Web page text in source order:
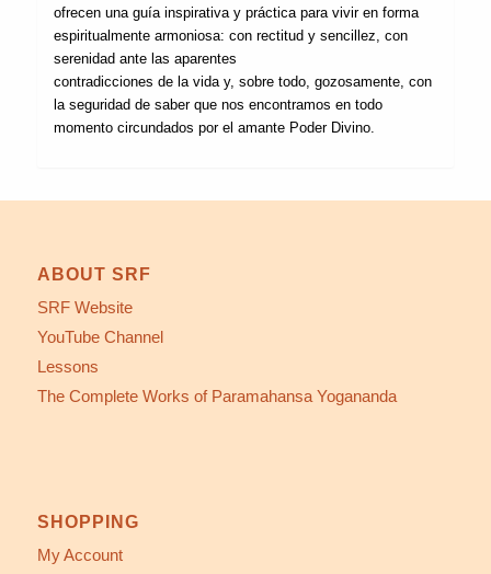
ofrecen una guía inspirativa y práctica para vivir en forma
espiritualmente armoniosa: con rectitud y sencillez, con
serenidad ante las aparentes
contradicciones de la vida y, sobre todo, gozosamente, con
la seguridad de saber que nos encontramos en todo
momento circundados por el amante Poder Divino.
ABOUT SRF
SRF Website
YouTube Channel
Lessons
The Complete Works of Paramahansa Yogananda
SHOPPING
My Account